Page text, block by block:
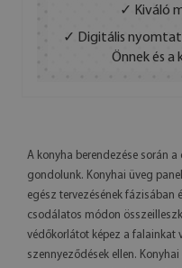
✓ Kiváló
✓ Digitális
Önnek és a
A konyha berendezése során
gondolunk. Konyhai üveg
egész tervezésének fázisában
csodálatos módon
védőkorlátot képez a falainkat
szennyeződések ellen.